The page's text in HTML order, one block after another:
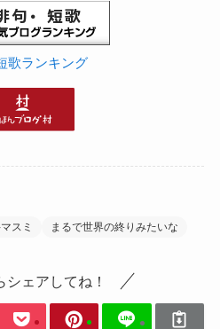
歌ランキング
スミ まるで世界の終りみたいな
シェアしてね！